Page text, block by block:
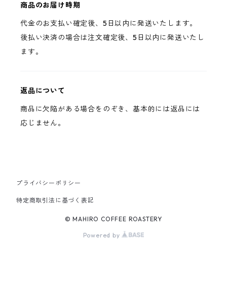
商品のお届け時期
代金のお支払い確定後、5日以内に発送いたします。
後払い決済の場合は注文確定後、5日以内に発送いたし
ます。
返品について
商品に欠陥がある場合をのぞき、基本的には返品には
応じません。
プライバシーポリシー
特定商取引法に基づく表記
© MAHIRO COFFEE ROASTERY
Powered by